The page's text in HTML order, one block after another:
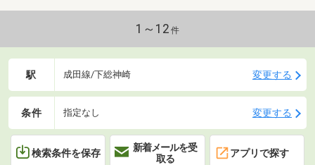
1～12 件
駅 成田線/下総神崎 変更する
条件 指定なし 変更する
検索条件を保存
新着メールを受
取る
アプリで探す